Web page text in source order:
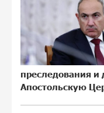
что
преследования
Апостольскую